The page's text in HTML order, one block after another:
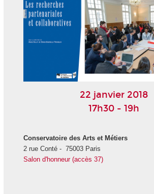
22 janvier 2018
17h30 - 19h
Conservatoire des Arts et Métiers
2 rue Conté - 75003 Paris
Salon d'honneur (accès 37)